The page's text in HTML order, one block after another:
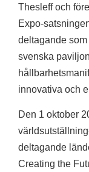
Thesleff och
Expo-
deltagande
svenska
innovativa och
Den 1 oktober
deltagande
Creating the